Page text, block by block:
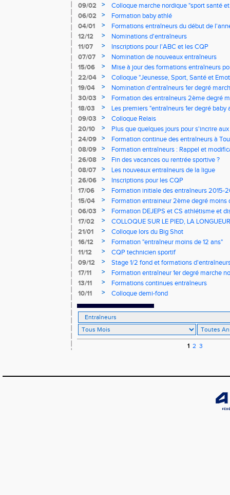
09/02
>
Colloque marche nordique "sport santé
06/02
>
Formation baby athlé
04/01
>
Formations entraîneurs du début de
12/12
>
Nominations d'entraîneurs
11/07
>
Inscriptions pour l'ABC et les CQP
07/07
>
Nomination de nouveaux entraîneurs
15/06
>
Mise à jour des formations entraîneurs
22/04
>
Colloque "Jeunesse, Sport, Santé et
19/04
>
Nomination d'entraîneurs 1er degré
30/03
>
Formation des entraîneurs 2ème degré
ans
18/03 >
Les premiers "entraîneurs 1er degré baby
09/03
>
Colloque Relais
20/10
>
Plus que quelques jours pour s'incrire
24/09
>
Formation continue des entraîneurs à
08/09
>
Formation entraîneurs : Rappel et
26/08
>
Fin des vacances ou rentrée sportive ?
08/07
>
Les nouveaux entraîneurs de la ligue
26/06
>
Inscriptions pour les CQP
17/06
>
Formation initiale des entraîneurs 2015-
15/04
>
Formation entraineur 2ème degré moins
06/03
>
Formation DEJEPS et CS athlétisme et
17/02
>
COLLOQUE SUR LE PIED, LA
21/01
>
Colloque lors du Big Shot
16/12
>
Formation "entraîneur moins de 12 ans"
11/12
>
CQP technicien sportif
09/12
>
Stage 1/2 fond et formations
17/11
>
Formation entraîneur 1er degré marche
13/11
>
Formations continues entraîneurs
10/11
> Colloque demi-fond
1 2 3